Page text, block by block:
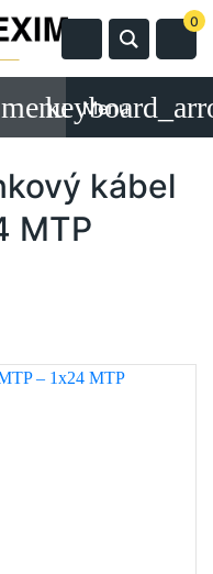
0
Menu
kábel
MTP